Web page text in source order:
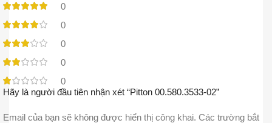
0
0
0
0
0
Hãy là người đầu tiên nhận xét “Pitton 00.580.3533-02”
Email của bạn sẽ không được hiển thị công khai. Các trường bắt